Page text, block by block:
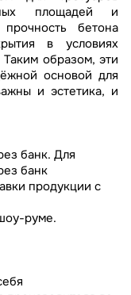
площадей и
бетона
в условиях
образом, эти
основой для
и эстетика, и
банк. Для
банк
продукции с
руме.